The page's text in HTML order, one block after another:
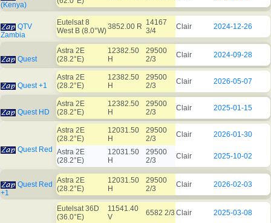
(Kenya)
QTV
Zambia
Eutelsat 8
West B (8.0°W)3852.00 R 14167
3/4
Clair 2024-12-26
Quest
Astra 2E
(28.2°E)
12382.50
H
29500
2/3
Clair 2024-09-28
Quest +1
Astra 2E
(28.2°E)
12382.50
H
29500
2/3
Clair 2026-05-07
Quest HD
Astra 2E
(28.2°E)
12382.50
H
29500
2/3
Clair 2025-01-15
Quest Red
Astra 2E
(28.2°E)
12031.50
H
29500
2/3
Clair 2026-01-30
Astra 2E
(28.2°E)
12031.50
H
29500
2/3
Clair 2025-10-02
Quest Red
+1
Astra 2E
(28.2°E)
12031.50
H
29500
2/3
Clair 2026-02-03
Eutelsat 36D
(36.0°E)
11541.40
V
6582 2/3 Clair 2025-03-08